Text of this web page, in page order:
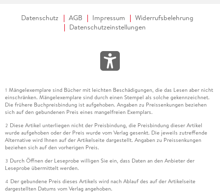
Datenschutz AGB Impressum
Widerrufsbelehrung
Datenschutzeinstellungen
1 Mängelexemplare sind Bücher mit leichten Beschädigungen, die das Lesen aber nicht
einschränken. Mängelexemplare sind durch einen Stempel als solche gekennzeichnet.
Die frühere Buchpreisbindung ist aufgehoben. Angaben zu Preissenkungen beziehen
sich auf den gebundenen Preis eines mangelfreien Exemplars.
2 Diese Artikel unterliegen nicht der Preisbindung, die Preisbindung dieser Artikel
wurde aufgehoben oder der Preis wurde vom Verlag gesenkt. Die jeweils zutreffende
Alternative wird Ihnen auf der Artikelseite dargestellt. Angaben zu Preissenkungen
beziehen sich auf den vorherigen Preis.
3 Durch Öffnen der Leseprobe willigen Sie ein, dass Daten an den Anbieter der
Leseprobe übermittelt werden.
4 Der gebundene Preis dieses Artikels wird nach Ablauf des auf der Artikelseite
dargestellten Datums vom Verlag angehoben.